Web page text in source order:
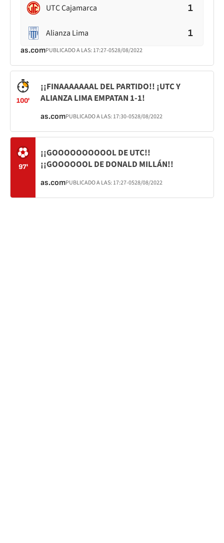
UTC Cajamarca 1
Alianza Lima 1
as.comPUBLICADO A LAS: 17:27-0528/08/2022
100'
¡¡FINAAAAAAAL DEL PARTIDO!! ¡UTC Y
ALIANZA LIMA EMPATAN 1-1!
as.comPUBLICADO A LAS: 17:30-0528/08/2022
97'
¡¡GOOOOOOOOOOL DE UTC!!
¡¡GOOOOOOL DE DONALD MILLÁN!!
as.comPUBLICADO A LAS: 17:27-0528/08/2022